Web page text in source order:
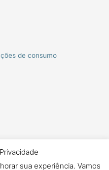
de consumo
sua experiência. Vamos